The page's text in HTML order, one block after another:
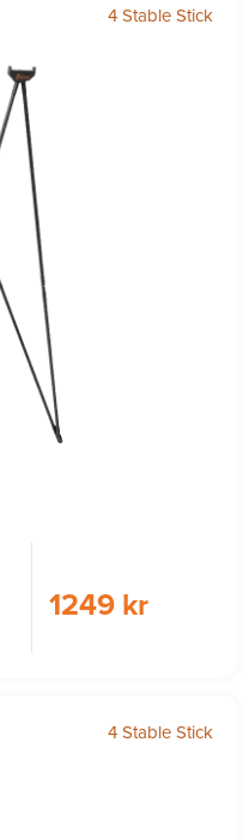
4 Stable Stick
1249 kr
4 Stable Stick